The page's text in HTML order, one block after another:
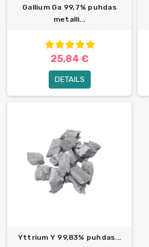
Gallium Ga 99,7% puhdas
metalli...
25,84 €
DETAILS
Yttrium Y 99,83% puhdas...